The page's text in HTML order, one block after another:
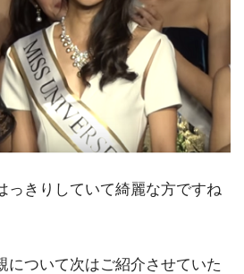
っきりしていて綺麗な方ですね
について次はご紹介させていた